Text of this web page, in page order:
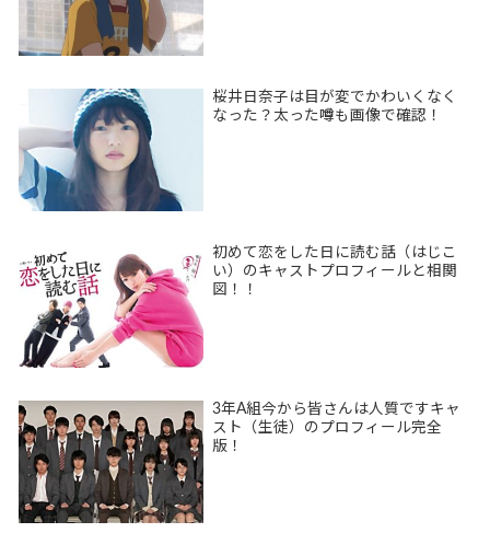
桜井日奈子は目が変でかわいくなく
なった？太った噂も画像で確認！
初めて恋をした日に読む話（はじこ
い）のキャストプロフィールと相関
図！！
3年A組今から皆さんは人質ですキャ
スト（生徒）のプロフィール完全
版！